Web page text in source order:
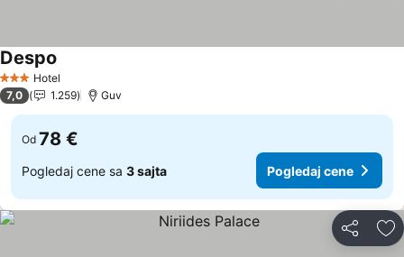
3 Zvezdice
Hotel
Despo
7,0 1.259 Guv
Od 78 €
Pogledaj cene sa 3 sajta Pogledaj cene
Deli